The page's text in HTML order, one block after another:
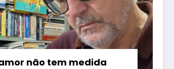
não tem medida